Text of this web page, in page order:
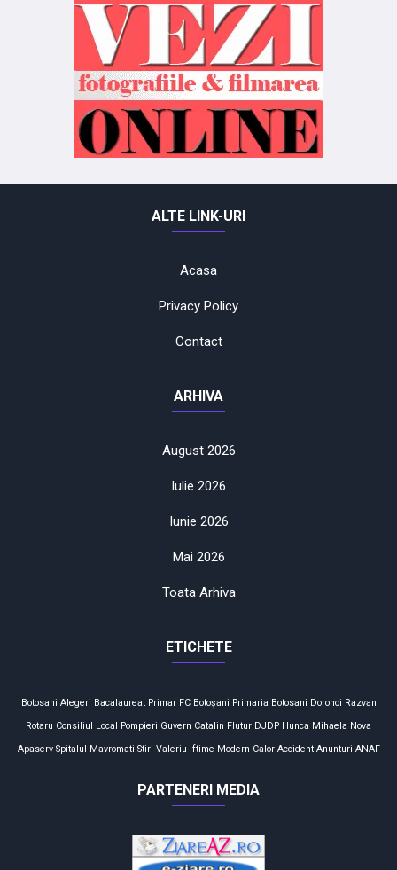
ALTE LINK-URI
Acasa
Privacy Policy
Contact
ARHIVA
August 2026
Iulie 2026
Iunie 2026
Mai 2026
Toata Arhiva
ETICHETE
Botosani Alegeri Bacalaureat Primar FC Botoşani Primaria Botosani Dorohoi Razvan
Rotaru Consiliul Local Pompieri Guvern Catalin Flutur DJDP Hunca Mihaela Nova
Apaserv Spitalul Mavromati Stiri Valeriu Iftime Modern Calor Accident Anunturi ANAF
PARTENERI MEDIA